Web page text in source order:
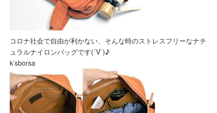
コロナ社会で自由が利かない、そんな時のストレスフリーなナチ
ュラルナイロンバッグです(´V`)♪
k’sborsa